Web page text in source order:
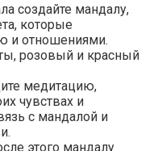
создайте мандалу,
которые
и отношениями.
розовый и красный
медитацию,
чувствах и
с мандалой и
этого мандалу